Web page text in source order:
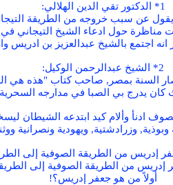
1* الدكتور تقي الدين الهلالي:
يقول عن سبب خروجه من الطريقة
مناظرة حول ادعاء الشيخ التيجاني
2* الشيخ عبدالرحمن الوكيل:
السنة بمصر, صاحب كتاب "هذه هي
يدرج بي الصبا في مدارجه
ادنأ وألام كيد ابتدعه الشيطان
وزرادشتية, ويهودية ونصرانية
إدريس من الطريقة الصوفية إلى
أولاً من هو جعفر إدريس؟!